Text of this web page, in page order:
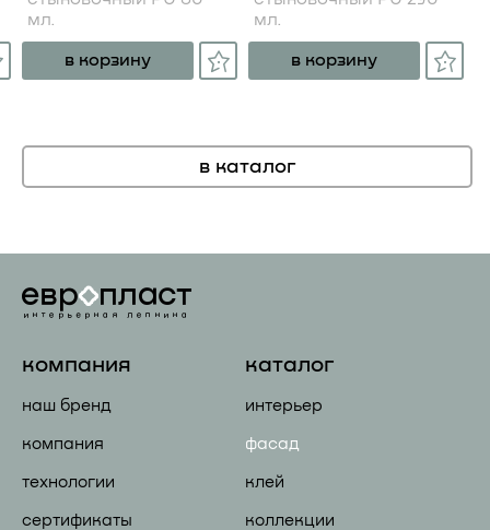
мл.
в корзину
мл.
в корзину
в каталог
компания
наш бренд
компания
технологии
сертификаты
каталог
интерьер
фасад
клей
коллекции